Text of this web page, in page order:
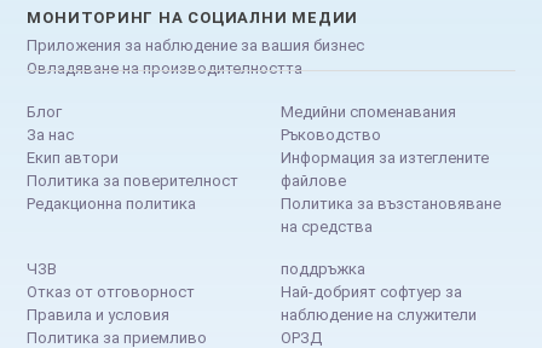
МОНИТОРИНГ НА СОЦИАЛНИ МЕДИИ
Приложения за наблюдение за вашия бизнес
Овладяване на производителността
Блог
За нас
Екип автори
Политика за поверителност
Редакционна политика
Медийни споменавания
Ръководство
Информация за изтеглените
файлове
Политика за възстановяване
на средства
ЧЗВ
Отказ от отговорност
Правила и условия
Политика за приемливо
поддръжка
Най-добрият софтуер за
наблюдение на служители
ОРЗД